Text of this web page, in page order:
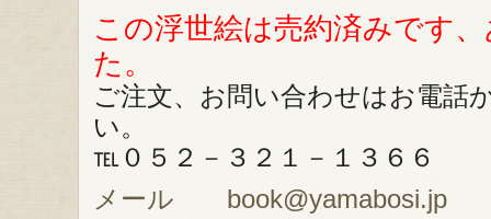
この浮世絵は売約済みです
た。
ご注文、お問い合わせはお電話
い。
℡０５２－３２１－１３６６
メール book@yamabosi.jp